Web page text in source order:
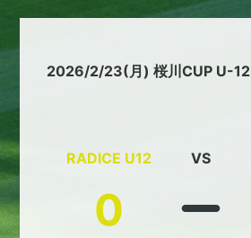
2026/2/23(月) 桜川CUP U-12
RADICE U12
0
VS